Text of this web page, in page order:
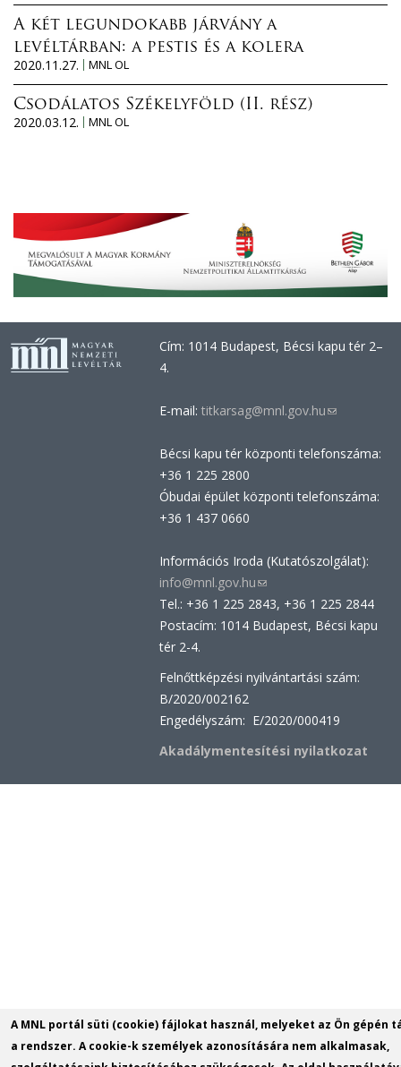
A két legundokabb járvány a
levéltárban: a pestis és a kolera
2020.11.27.
MNL OL
Csodálatos Székelyföld (II. rész)
2020.03.12.
MNL OL
Cím: 1014 Budapest, Bécsi kapu tér 2–
4.
E-mail: titkarsag@mnl.gov.hu(link
e-
Bécsi kapu tér központi telefonszáma:
+36 1 225 2800
Óbudai épület központi telefonszáma:
+36 1 437 0660
Információs Iroda (Kutatószolgálat):
info@mnl.gov.hu(link
sends
e-
Tel.: +36 1 225 2843, +36 1 225 2844
Postacím: 1014 Budapest, Bécsi kapu
tér 2-4.
Felnőttképzési nyilvántartási szám:
B/2020/002162
Engedélyszám: E/2020/000419
Akadálymentesítési nyilatkozat
A MNL portál süti (cookie) fájlokat használ, melyeket az Ön gépén
a rendszer. A cookie-k személyek azonosítására nem alkalmasak,